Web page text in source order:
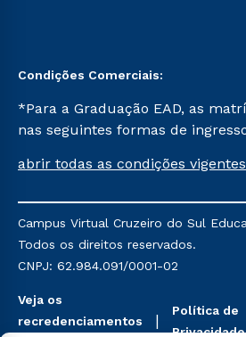
Condições Comerciais:
*Para a Graduação EAD, as
nas seguintes formas de
Já para as demais, a taxa de
mencionadas são referentes aos
Religioso, Geografia para a
do Ensino de História: Questões
abrir todas as condições vigentes
Campus Virtual Cruzeiro do Sul
Todos os direitos reservados.
CNPJ: 62.984.091/0001-02
Veja os
recredenciamentos
Política de
Privacidade